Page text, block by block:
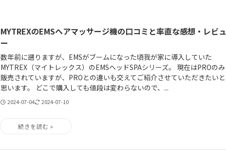
MYTREXのEMSヘアマッサージ機の口コミと率直な感想・レビュ
ー
数年前に遡りますが、EMSがブームになった頃我が家に導入していた
MYTREX（マイトレックス）のEMSヘッドSPAシリーズ。 現在はPROのみ
販売されていますが、PROとの違いも交えてご紹介させていただきたいと
思います。 どこで購入しても値段は変わらないので、...
2024-07-04 2024-07-10